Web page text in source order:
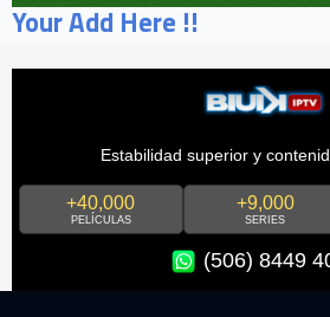
Your Add Here !!
Estabilidad superior y
+40,000
PELÍCULAS
+9,000
SERIES
(506) 8449